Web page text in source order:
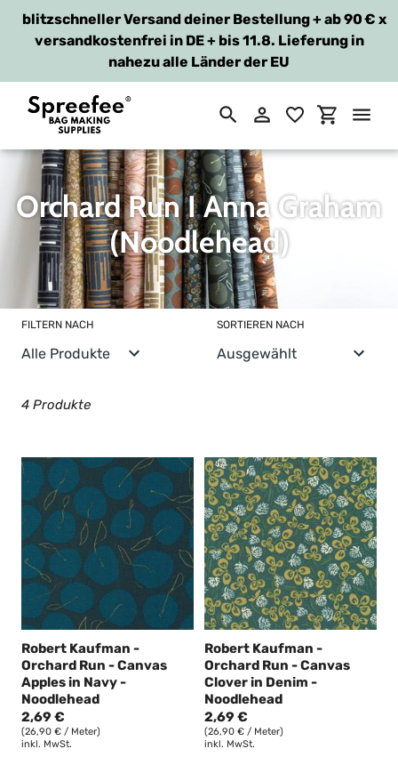
Direkt
Inhalt
blitzschneller Versand deiner Bestellung + ab 90 €
versandkostenfrei in DE + bis 11.8. Lieferung in
nahezu alle Länder der EU
x
SuchenEinloggen
S
m
m
l
n
g
:
Orchard Run I Anna Graham
(Noodlehead)
FILTERN NACH SORTIEREN NACH
4 Produkte
Robert Kaufman -
Orchard Run - Canvas
Apples in Navy -
Noodlehead
2,69 €
(26,90 € / Meter)
inkl. MwSt.
Robert Kaufman -
Orchard Run - Canvas
Clover in Denim -
Noodlehead
2,69 €
(26,90 € / Meter)
inkl. MwSt.